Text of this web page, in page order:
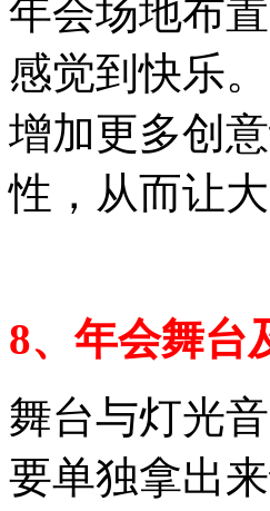
年会场地布
感觉到快乐
增加更多创
性，从而让
8、年会舞台
舞台与灯光
要单独拿出